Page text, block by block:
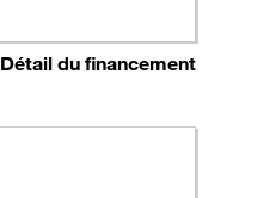
Détail du financement